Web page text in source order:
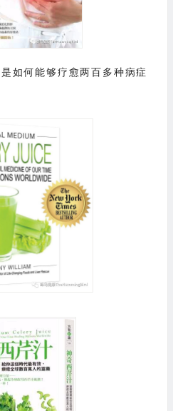
如何能够疗愈两百多种病症